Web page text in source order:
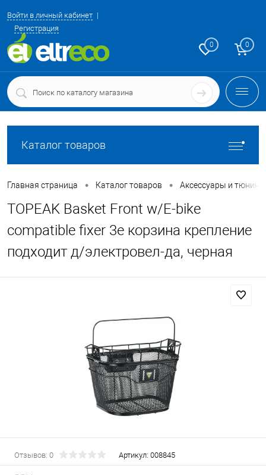
Войти в личный кабинет
Регистрация
0 0
Каталог товаров
Главная страница • Каталог товаров • Аксессуары и тюнинг
TOPEAK Basket Front w/E-bike
compatible fixer 3e корзина крепление
подходит д/электровел-да, черная
Отзывов: 0 Артикул: 008845